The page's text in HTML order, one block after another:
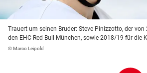
Trauert um seinen Bruder: Steve Pinizzotto, der
den EHC Red Bull München, sowie 2018/19 für die
© Marco Leipold